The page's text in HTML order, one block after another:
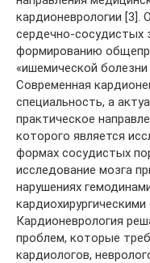
кардионеврологии [3].
сердечно-сосудистых
формированию
«ишемической болезни
Современная
специальность, а
практическое
которого является
формах сосудистых
исследование мозга
нарушениях
кардиохирургическими
Кардионеврология
проблем, которые
кардиологов,